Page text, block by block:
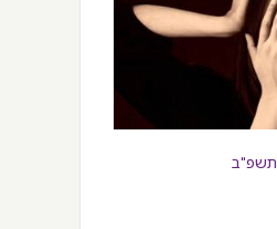
תשפ"ב